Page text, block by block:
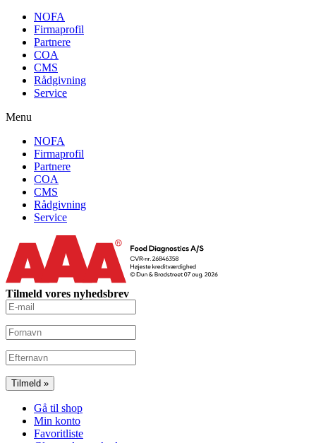
NOFA
Firmaprofil
Partnere
COA
CMS
Rådgivning
Service
Menu
NOFA
Firmaprofil
Partnere
COA
CMS
Rådgivning
Service
Tilmeld vores nyhedsbrev
Gå til shop
Min konto
Favoritliste